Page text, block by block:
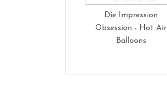
Die Impression
Obsession - Hot Air
Balloons